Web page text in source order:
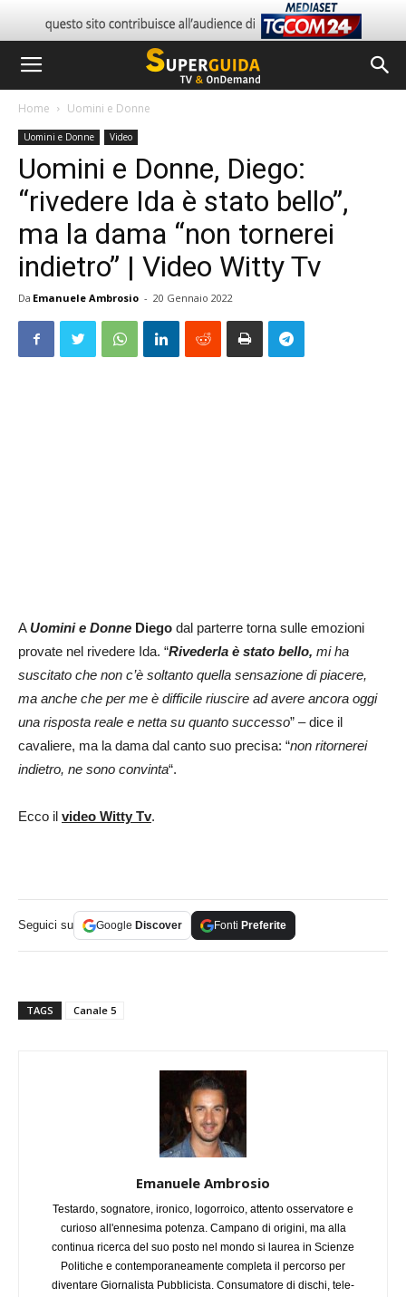
Home Uomini e Donne
Uomini e Donne Video
Uomini e Donne, Diego:
“rivedere Ida è stato bello”,
ma la dama “non tornerei
indietro” | Video Witty Tv
Da Emanuele Ambrosio - 20 Gennaio 2022
AUomini e Donne Diego dal parterre torna sulle emozioni
provate nel rivedere Ida. “Rivederla è stato bello, mi ha
suscitato che non c’è soltanto quella sensazione di piacere,
ma anche che per me è difficile riuscire ad avere ancora oggi
una risposta reale e netta su quanto successo” – dice il
cavaliere, ma la dama dal canto suo precisa: “non ritornerei
indietro, ne sono convinta“.
Ecco il video Witty Tv.
Seguici su Google Discover Fonti Preferite
TAGS Canale 5
Emanuele Ambrosio
Testardo, sognatore, ironico, logorroico, attento osservatore e
curioso all'ennesima potenza. Campano di origini, ma alla
continua ricerca del suo posto nel mondo si laurea in Scienze
Politiche e contemporaneamente completa il percorso per
diventare Giornalista Pubblicista. Consumatore di dischi, tele-